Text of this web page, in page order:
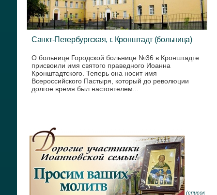
Санкт-Петербургская, г. Кронштадт (больница)
О больнице Городской больнице №36 в Кронштадте
присвоили имя святого праведного Иоанна
Кронштадтского. Теперь она носит имя
Всероссийского Пастыря, который до революции
долгое время был настоятелем...
(список